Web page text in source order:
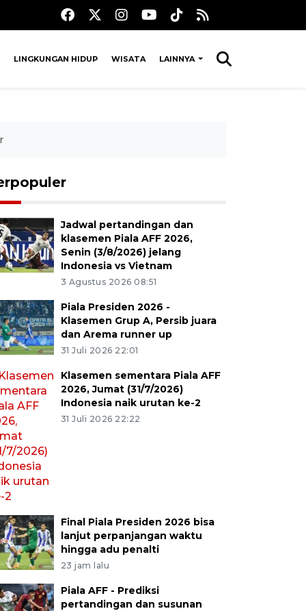
LINGKUNGAN HIDUP WISATA LAINNYA
Jadwal pertandingan dan
klasemen Piala AFF 2026,
Senin (3/8/2026) jelang
Indonesia vs Vietnam
3 Agustus 2026 08:51
Piala Presiden 2026 -
Klasemen Grup A, Persib juara
dan Arema runner up
31 Juli 2026 22:01
Klasemen sementara Piala AFF
2026, Jumat (31/7/2026)
Indonesia naik urutan ke-2
31 Juli 2026 22:22
Final Piala Presiden 2026 bisa
lanjut perpanjangan waktu
hingga adu penalti
23 jam lalu
Piala AFF - Prediksi
pertandingan dan susunan